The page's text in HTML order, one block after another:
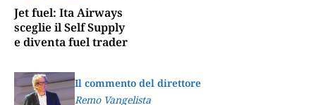
Jet fuel: Ita Airways
sceglie il Self Supply
e diventa fuel trader
Il commento del direttore
Remo Vangelista